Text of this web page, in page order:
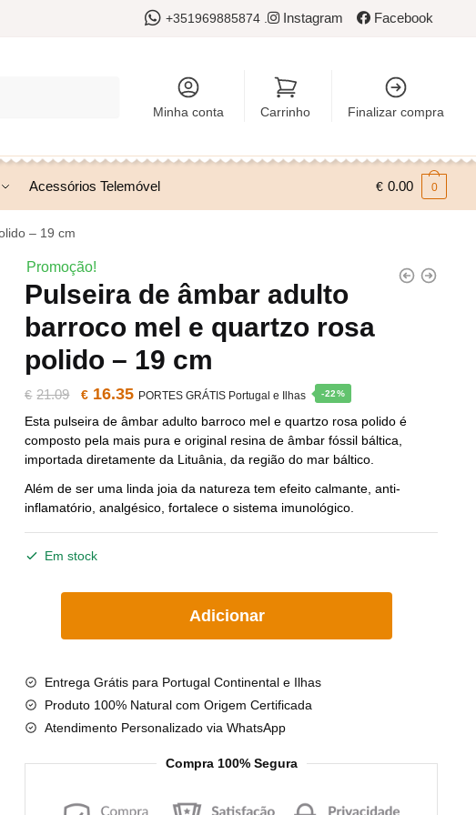
+351969885874 . Instagram Facebook
Minha conta Carrinho Finalizar compra
Acessórios Telemóvel € 0.00 0
– 19 cm
Promoção!
Pulseira de âmbar adulto
barroco mel e quartzo rosa
polido – 19 cm
€ 21.09
O
preço
original
era:
€21.09.
€ 16.35O
preço
atual
é:
€16.35.
PORTES GRÁTIS Portugal e Ilhas -22%
Esta pulseira de âmbar adulto barroco mel e quartzo rosa polido é
composto pela mais pura e original resina de âmbar fóssil báltica,
importada diretamente da Lituânia, da região do mar báltico.
Além de ser uma linda joia da natureza tem efeito calmante, anti-
inflamatório, analgésico, fortalece o sistema imunológico.
Em stock
mel
quartzo
Adicionar
Entrega Grátis para Portugal Continental e Ilhas
Produto 100% Natural com Origem Certificada
Atendimento Personalizado via WhatsApp
Compra 100% Segura